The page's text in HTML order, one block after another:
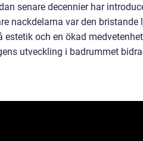
senare decennier har
nackdelarna var den
och en ökad
utveckling i badrummet